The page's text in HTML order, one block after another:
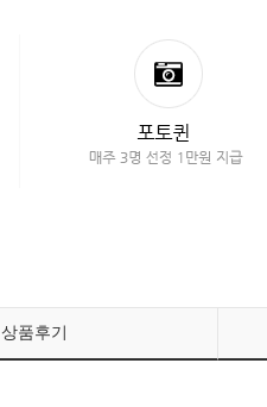
상품후기